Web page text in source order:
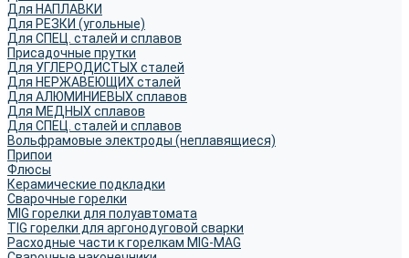
Для НАПЛАВКИ
Для РЕЗКИ (угольные)
Для СПЕЦ. сталей и сплавов
Присадочные прутки
Для УГЛЕРОДИСТЫХ сталей
Для НЕРЖАВЕЮЩИХ сталей
Для АЛЮМИНИЕВЫХ сплавов
Для МЕДНЫХ сплавов
Для СПЕЦ. сталей и сплавов
Вольфрамовые электроды (неплавящиеся)
Припои
Флюсы
Керамические подкладки
Сварочные горелки
MIG горелки для полуавтомата
TIG горелки для аргонодуговой сварки
Расходные части к горелкам MIG-MAG